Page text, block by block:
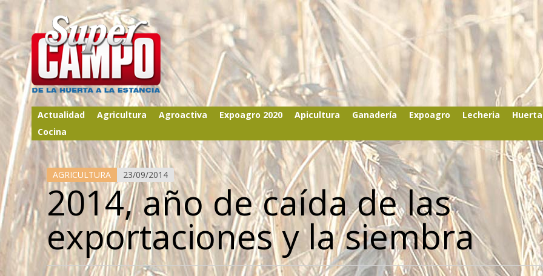
Actualidad Agricultura Agroactiva Expoagro 2020 Apicultura Ganadería Expoagro Lecheria
Cocina
AGRICULTURA 23/09/2014
2014, año de caída de las
exportaciones y la siembra